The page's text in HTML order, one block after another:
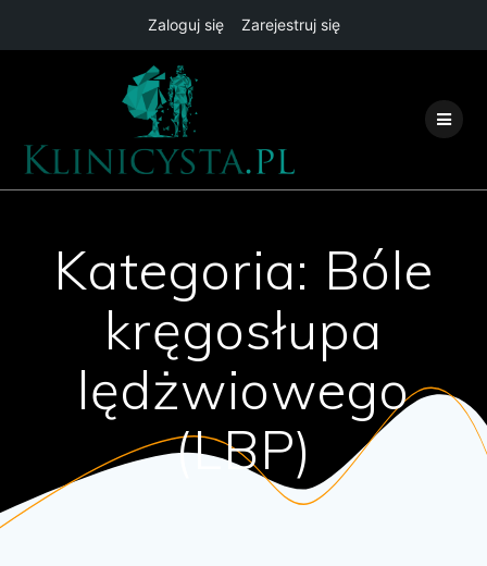
Zaloguj się Zarejestruj się
Kategoria: Bóle
kręgosłupa
lędżwiowego
(LBP)